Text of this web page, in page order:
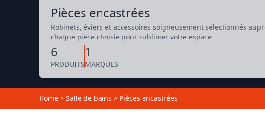
Pièces encastrées
Robinets, éviers et accessoires soigneusement sélectionnés
chaque pièce choisie pour sublimer votre espace.
6
PRODUITS
1
MARQUES
Home > Salle de bains > Pièces encastrées